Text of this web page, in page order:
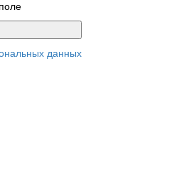
данных